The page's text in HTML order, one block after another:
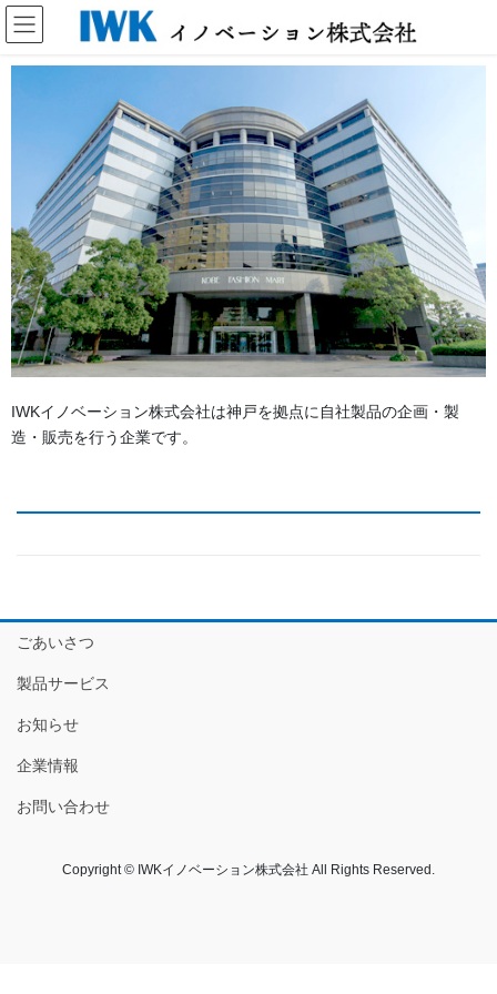
IWKイノベーション株式会社は神戸を拠点に自社製品の企画・製
造・販売を行う企業です。
ごあいさつ
製品サービス
お知らせ
企業情報
お問い合わせ
Copyright © IWKイノベーション株式会社 All Rights Reserved.